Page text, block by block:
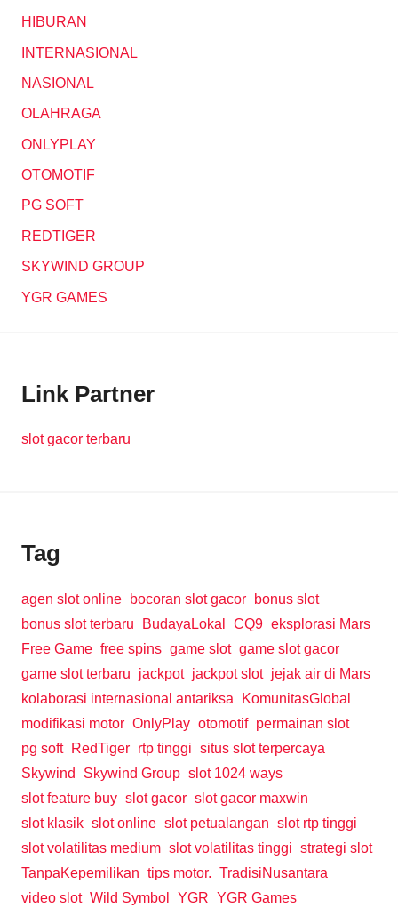
HIBURAN
INTERNASIONAL
NASIONAL
OLAHRAGA
ONLYPLAY
OTOMOTIF
PG SOFT
REDTIGER
SKYWIND GROUP
YGR GAMES
Link Partner
slot gacor terbaru
Tag
agen slot online bocoran slot gacor
bonus slot
bonus slot terbaru
BudayaLokal CQ9 eksplorasi Mars
Free Game free spins game slot game slot gacor
game slot terbaru
jackpot jackpot slot jejak air di Mars
kolaborasi internasional antariksa
KomunitasGlobal
modifikasi motor OnlyPlay otomotif permainan slot
pg soft
RedTiger rtp tinggi situs slot terpercaya
Skywind
Skywind Group slot 1024 ways
slot feature buy slot gacor slot gacor maxwin
slot klasik slot online slot petualangan slot rtp tinggi
slot volatilitas medium slot volatilitas tinggi strategi slot
TanpaKepemilikan tips motor. TradisiNusantara
video slot Wild Symbol YGR YGR Games